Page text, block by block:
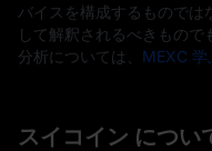
バイスを構成するものでは
して解釈されるべきもの
分析については、 MEXC 学
スイコイン につい